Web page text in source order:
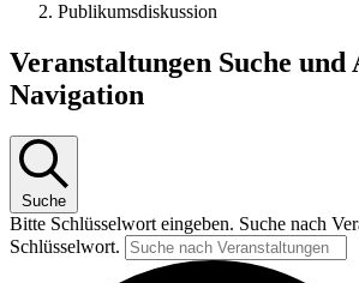
Publikumsdiskussion
Veranstaltungen Suche und
Navigation
Suche
Bitte Schlüsselwort eingeben. Suche nach
Schlüsselwort.